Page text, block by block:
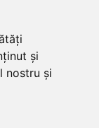
și
nostru și